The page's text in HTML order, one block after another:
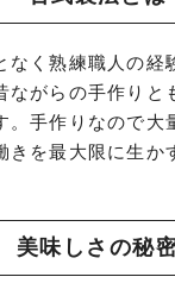
なく熟練職人の経
ながらの手作りと
。手作りなので大
きを最大限に生か
美味しさの秘